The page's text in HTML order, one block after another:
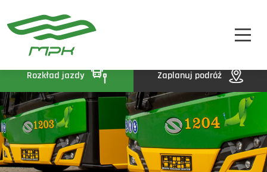
STREFA PASAŻERA
STREFA MPK
BIP
KONTAKT
A- A A+
Rozkład jazdy Zaplanuj podróż